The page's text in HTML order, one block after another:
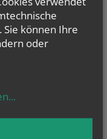
Presse
Shop
können Ihre
oder
...